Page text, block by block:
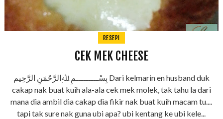
RESEPI
CEK MEK CHEESE
بِسْـــــــــمِ ﷲِالرَّحْمَنِ الرَّحِيم Dari kelmarin en husband duk
cakap nak buat kuih ala-ala cek mek molek, tak tahu la dari
mana dia ambil dia cakap dia fikir nak buat kuih macam tu....
tapi tak sure nak guna ubi apa? ubi kentang ke ubi kele...